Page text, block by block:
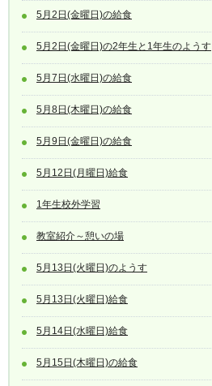
5月2日(金曜日)の給食
5月2日(金曜日)の2年生と1年生のようす
5月7日(水曜日)の給食
5月8日(木曜日)の給食
5月9日(金曜日)の給食
5月12日(月曜日)給食
1年生校外学習
教室紹介～憩いの場
5月13日(火曜日)のようす
5月13日(火曜日)給食
5月14日(水曜日)給食
5月15日(木曜日)の給食